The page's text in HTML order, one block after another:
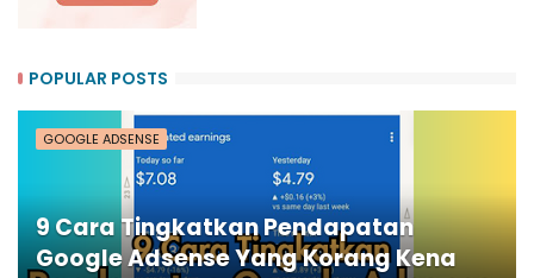
POPULAR POSTS
GOOGLE ADSENSE
9 Cara Tingkatkan Pendapatan
Google Adsense Yang Korang Kena